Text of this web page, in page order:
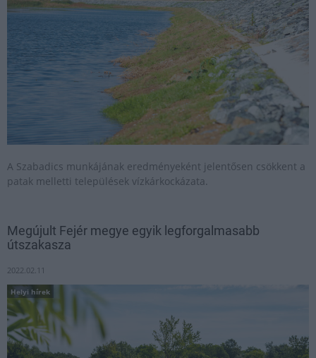
A Szabadics munkájának eredményeként jelentősen csökkent a
patak melletti települések vízkárkockázata.
Megújult Fejér megye egyik legforgalmasabb
útszakasza
2022.02.11
Helyi hírek